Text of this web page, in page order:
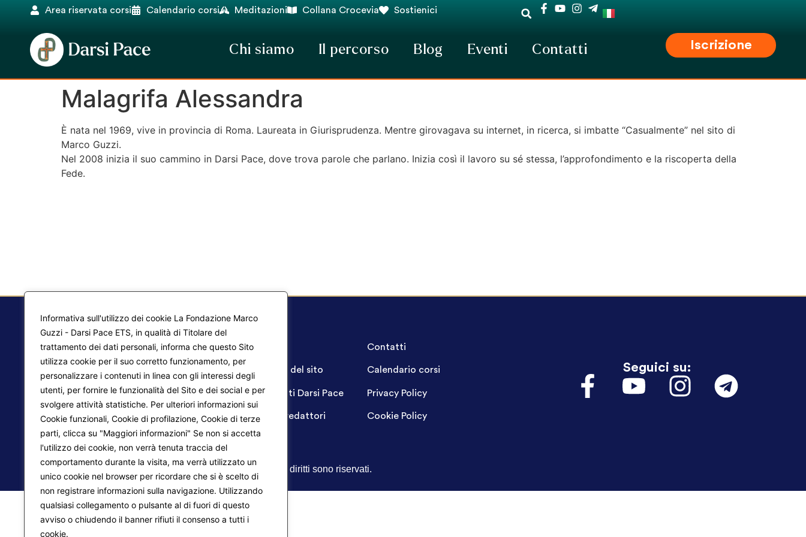
Informativa sull'utilizzo dei cookie La Fondazione Marco
Guzzi - Darsi Pace ETS, in qualità di Titolare del
trattamento dei dati personali, informa che questo Sito
utilizza cookie per il suo corretto funzionamento, per
personalizzare i contenuti in linea con gli interessi degli
utenti, per fornire le funzionalità del Sito e dei social e per
svolgere attività statistiche. Per ulteriori informazioni sui
Cookie funzionali, Cookie di profilazione, Cookie di terze
parti, clicca su "Maggiori informazioni" Se non si accetta
l'utilizzo dei cookie, non verrà tenuta traccia del
comportamento durante la visita, ma verrà utilizzato un
unico cookie nel browser per ricordare che si è scelto di
non registrare informazioni sulla navigazione. Utilizzando
qualsiasi collegamento o pulsante al di fuori di questo
avviso o chiudendo il banner rifiuti il consenso a tutti i
cookie.
Area riservata corsi Calendario corsi Meditazioni Collana Crocevia Sostienici
Chi siamo Il percorso Blog Eventi Contatti Iscrizione
Malagrifa Alessandra
È nata nel 1969, vive in provincia di Roma. Laureata in Giurisprudenza. Mentre girovagava su internet, in ricerca, si imbatte “Casualmente” nel sito di
Marco Guzzi.
Nel 2008 inizia il suo cammino in Darsi Pace, dove trova parole che parlano. Inizia così il lavoro su sé stessa, l’approfondimento e la riscoperta della
Fede.
Liberazione interiore
Trasformazione del mondo
Mappa del sito
Progetti Darsi Pace
Login redattori
Contatti
Calendario corsi
Privacy Policy
Cookie Policy
Seguici su:
© 2026 Fondazione Marco Guzzi – Darsi Pace ETS . Tutti i diritti sono riservati.